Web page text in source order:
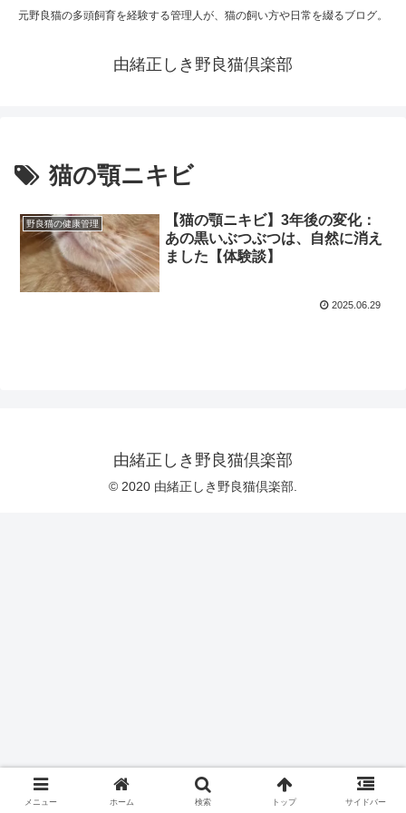
元野良猫の多頭飼育を経験する管理人が、猫の飼い方や日常を綴るブログ。
由緒正しき野良猫倶楽部
猫の顎ニキビ
野良猫の健康管理
【猫の顎ニキビ】3年後の変化：
あの黒いぶつぶつは、自然に消え
ました【体験談】
2025.06.29
由緒正しき野良猫倶楽部
© 2020 由緒正しき野良猫倶楽部.
メニュー ホーム 検索 トップ サイドバー